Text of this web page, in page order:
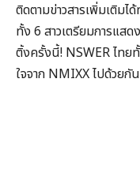
ติดตามข่าวสารเพิ่มเติม
ทั้ง 6 สาวเตรียมการแส
ติ้งครั้งนี้! NSWER ไทย
ใจจาก NMIXX ไปด้วยกั